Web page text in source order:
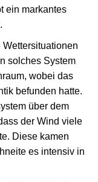
ein markantes
solches System
wobei das
befunden hatte.
über dem
der Wind viele
Diese kamen
es intensiv in